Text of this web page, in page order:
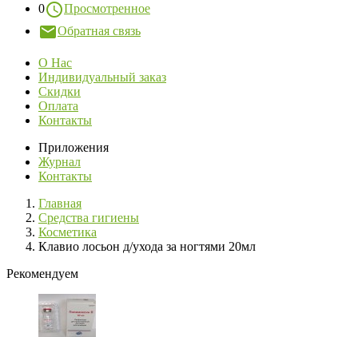
0
Просмотренное
Обратная связь
О Нас
Индивидуальный заказ
Скидки
Оплата
Контакты
Приложения
Журнал
Контакты
Главная
Средства гигиены
Косметика
Клавио лосьон д/ухода за ногтями 20мл
Рекомендуем